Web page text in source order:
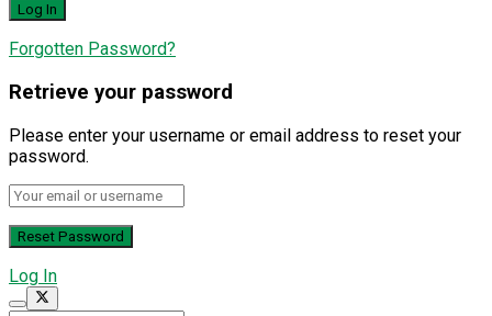
Forgotten Password?
Retrieve your password
Please enter your username or email address to reset your
password.
Log In